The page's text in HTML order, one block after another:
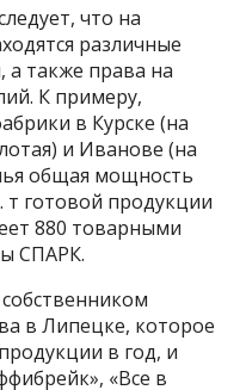
что на
различные
также права на
К примеру,
в Курске (на
и Иванове (на
общая мощность
т готовой продукции
880 товарными
СПАРК.
в Липецке, которое
в год, и
«Все в